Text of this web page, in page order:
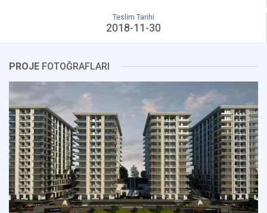
Teslim Tarihi
2018-11-30
PROJE FOTOĞRAFLARI